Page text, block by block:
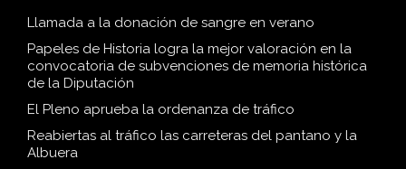
Llamada a la donación de sangre en verano
Papeles de Historia logra la mejor valoración en la
convocatoria de subvenciones de memoria histórica
de la Diputación
El Pleno aprueba la ordenanza de tráfico
Reabiertas al tráfico las carreteras del pantano y la
Albuera